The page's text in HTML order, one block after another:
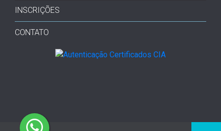
INSCRIÇÕES
CONTATO